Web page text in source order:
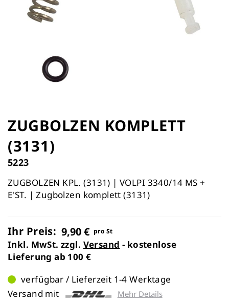
Anfang
der
Bildergalerie
springen
ZUGBOLZEN KOMPLETT
(3131)
5223
ZUGBOLZEN KPL. (3131) | VOLPI 3340/14 MS +
E'ST. | Zugbolzen komplett (3131)
Ihr Preis: 9,90 € pro St
Inkl. MwSt. zzgl. Versand - kostenlose
Lieferung ab 100 €
verfügbar / Lieferzeit 1-4 Werktage
Versand mit
Mehr Details